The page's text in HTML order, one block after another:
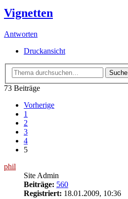
Vignetten
Antworten
Druckansicht
Suche
73 Beiträge
Vorherige
1
2
3
4
5
phil
Site Admin
Beiträge: 560
Registriert: 18.01.2009, 10:36